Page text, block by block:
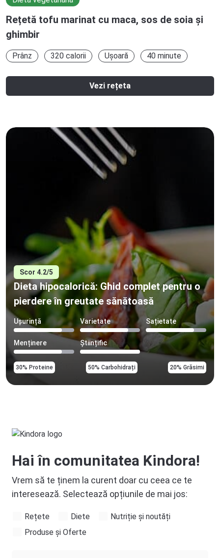
Rețetă tofu marinat cu maca, sos de soia și
ghimbir
Prânz 320 calorii Ușoară 40 minute
Vezi rețeta
Scor 4.2/5
Dieta hipocalorică: Ghid complet pentru o
pierdere în greutate sănătoasă
Ușurință Varietate Sațietate
Menținere Științific
30% Proteine 50% Carbohidrați 20% Grăsimi
Hai în comunitatea Kindora!
Vrem să te ținem la curent doar cu ceea ce te
interesează. Selectează opțiunile de mai jos:
Rețete Diete
Nutriție și noutăți
Produse și Oferte